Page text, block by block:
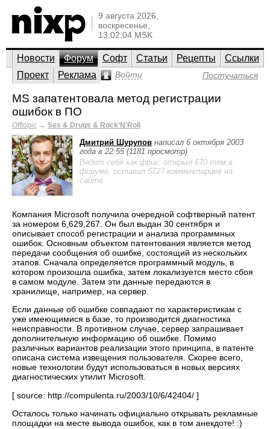
9 августа 2026,
воскресенье,
13:02:04 MSK
Новости Форум Софт Статьи Рецепты
Ссылки
Проект
Реклама Войти Постучаться
MS запатентовала метод регистрации
ошибок в ПО
Offtopic → Sex & Drugs & Rock’N'Roll
Дмитрий Шурупов написал 6 октября 2003
года в 22:55 (1181 просмотр)
Ведет себя как фрик; открыл 670 тем в
форуме, оставил 5727 комментариев на
сайте.
Компания Microsoft получила очередной софтверный патент
за номером 6,629,267. Он был выдан 30 сентября и
описывает способ регистрации и анализа программных
ошибок. Основным объектом патентования является метод
передачи сообщения об ошибке, состоящий из нескольких
этапов. Сначала определяется программный модуль, в
котором произошла ошибка, затем локализуется место сбоя
в самом модуле. Затем эти данные передаются в
хранилище, например, на сервер.
Если данные об ошибке совпадают по характеристикам с
уже имеющимися в базе, то производится диагностика
неисправности. В противном случае, сервер запрашивает
дополнительную информацию об ошибке. Помимо
различных вариантов реализации этого принципа, в патенте
описана система извещения пользователя. Скорее всего,
новые технологии будут использоваться в новых версиях
диагностических утилит Microsoft.
[ source: http://compulenta.ru/2003/10/6/42404/ ]
Осталось только начинать официально открывать рекламные
площадки на месте вывода ошибок, как в том анекдоте! :)